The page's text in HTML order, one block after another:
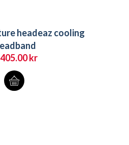
headeaz cooling
405.00kr